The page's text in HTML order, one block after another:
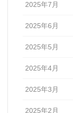
2025年7月
2025年6月
2025年5月
2025年4月
2025年3月
2025年2月